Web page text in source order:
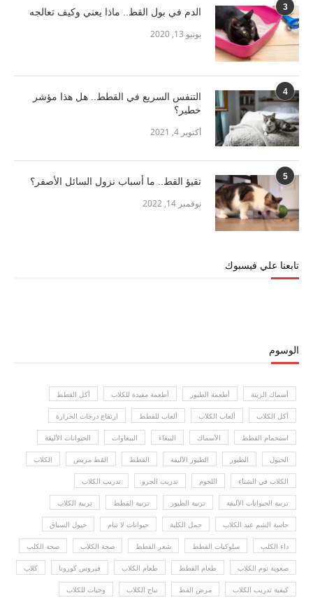
3 الدم في بول القط.. ماذا يعني وكيف تعالجه
يونيو 13, 2020
4
التنفس السريع في القطط.. هل هذا مؤشر
خطير؟
أكتوبر 4, 2021
5 تقيؤ القط.. ما أسباب نزول السائل الأصفر؟
نوفمبر 14, 2022
تابعنا علي فيسبوك
الوسوم
أسماك الزينة أطعمة الطيور أطعمة مفيدة للكلاب أكل القطط
أكل الكلاب ألعاب الكلاب ألعاب للقطط ارتفاع درجات الحرارة
استحمام القطط الأسماك الببغاء الببغاوات الحيوانات الأليفة
الخيول الطيور الطيور الأليفة القطط القط مريض الكلاب
الكلاب في الشتاء اللحوم تدريب الجرو تدريب الكلاب
تربية الحيوانات الأليفة تربية الطيور تربية القطط تربية الكلاب
حاسة الشم عند الكلاب حمل الكلبة حيوانات لا تنام خيول السباق
داء الكلب سلوكيات القطط شعر القطط صحة الكلاب صحة الكلب
صعوبة نوم الكلاب طعام القطط طعام الكلاب فيروس كورونا كلاب
كيفية تدريب الكلاب مرض القط نباح الكلاب وجبات للكلاب